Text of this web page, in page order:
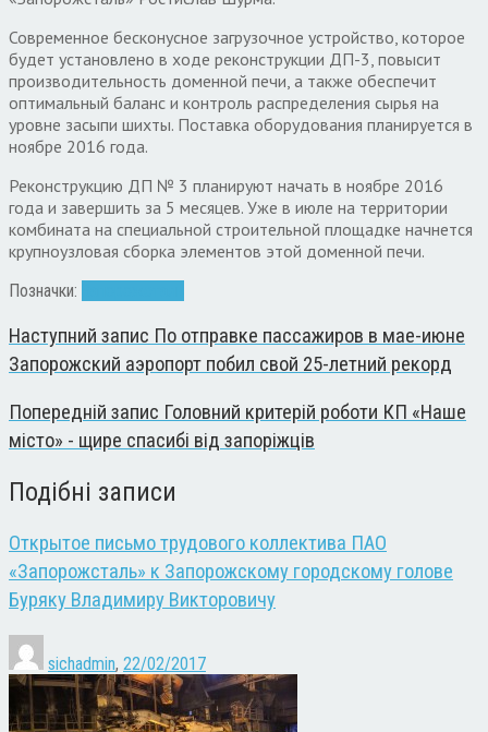
Современное бесконусное загрузочное устройство, которое
будет установлено в ходе реконструкции ДП-3, повысит
производительность доменной печи, а также обеспечит
оптимальный баланс и контроль распределения сырья на
уровне засыпи шихты. Поставка оборудования планируется в
ноябре 2016 года.
Реконструкцию ДП № 3 планируют начать в ноябре 2016
года и завершить за 5 месяцев. Уже в июле на территории
комбината на специальной строительной площадке начнется
крупноузловая сборка элементов этой доменной печи.
Позначки:
Наступний запис По отправке пассажиров в мае-июне
Запорожский аэропорт побил свой 25-летний рекорд
Попередній запис Головний критерій роботи КП «Наше
місто» - щире спасибі від запоріжців
Подібні записи
Открытое письмо трудового коллектива ПАО
«Запорожсталь» к Запорожскому городскому голове
Буряку Владимиру Викторовичу
sichadmin, 22/02/2017